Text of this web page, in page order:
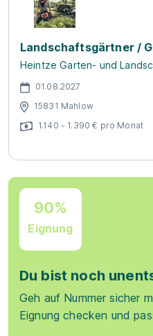
Landschaftsgärtner /
Heintze Garten- und
01.08.2027
15831 Mahlow
1.140 - 1.390 € pro Monat
90%
Eignung
Du bist noch
Geh auf Nummer sicher
Eignung checken und